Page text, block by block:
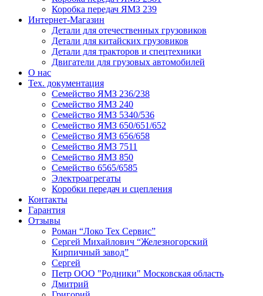
Коробка передач ЯМЗ 239
Интернет-Магазин
Детали для отечественных грузовиков
Детали для китайских грузовиков
Детали для тракторов и спецтехники
Двигатели для грузовых автомобилей
О нас
Тех. документация
Семейство ЯМЗ 236/238
Семейство ЯМЗ 240
Семейство ЯМЗ 5340/536
Семейство ЯМЗ 650/651/652
Семейство ЯМЗ 656/658
Семейство ЯМЗ 7511
Семейство ЯМЗ 850
Семейство 6565/6585
Электроагрегаты
Коробки передач и сцепления
Контакты
Гарантия
Отзывы
Роман “Локо Тех Сервис”
Сергей Михайлович “Железногорский
Кирпичный завод”
Сергей
Петр ООО "Родники" Московская область
Дмитрий